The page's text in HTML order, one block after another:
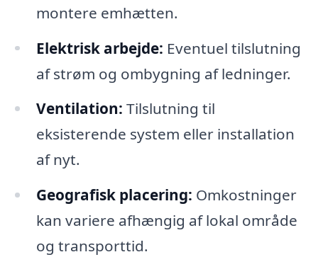
montere emhætten.
Elektrisk arbejde: Eventuel tilslutning
af strøm og ombygning af ledninger.
Ventilation: Tilslutning til
eksisterende system eller installation
af nyt.
Geografisk placering: Omkostninger
kan variere afhængig af lokal område
og transporttid.